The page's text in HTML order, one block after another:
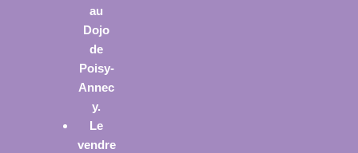
au
Dojo
de
Poisy-
Annec
y.
Le
vendre